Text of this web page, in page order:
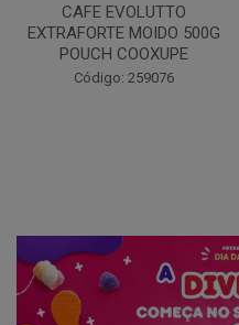
CAFE EVOLUTTO
TRADIONAL MOIDO 500G
POUCH COOXUPE
Código: 259077